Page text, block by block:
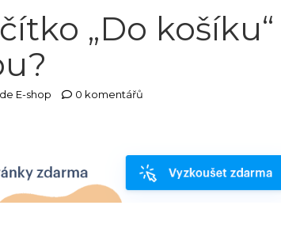
„Do košíku“
E-shop 0 komentářů